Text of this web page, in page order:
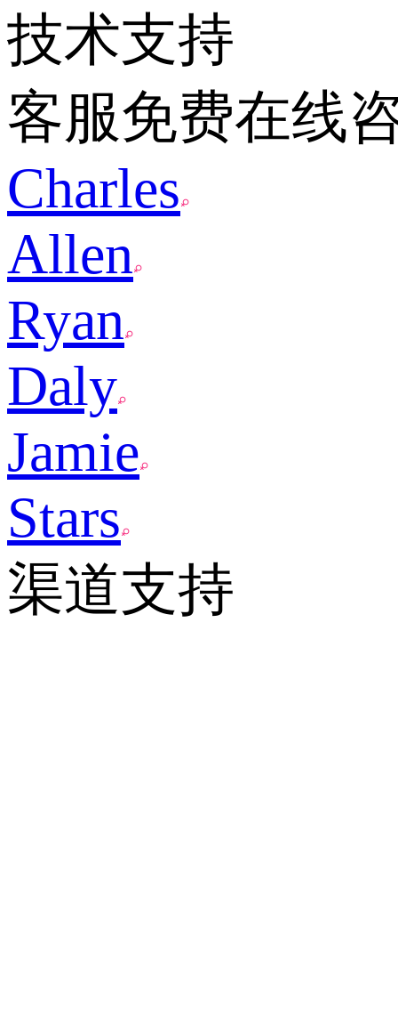
技术支持
客服免费在线
Charles
Allen
Ryan
Daly
Jamie
Stars
渠道支持